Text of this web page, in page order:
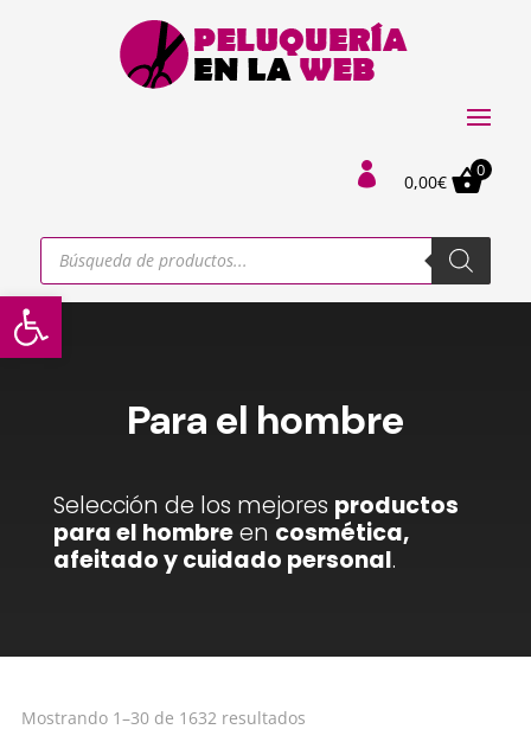
Abrir barra de herramientas
 0,00€
0
Búsqueda
productos
Para el hombre
Selección de los mejores productos
para el hombreen cosmética,
afeitado y cuidado personal.
Mostrando 1–30 de 1632 resultadosOrdenado